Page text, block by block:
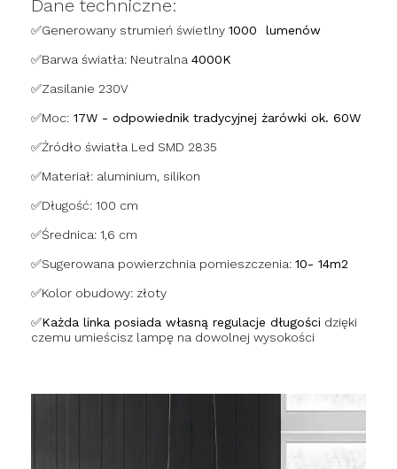
Dane techniczne:
✅Generowany strumień świetlny 1000 lumenów
✅Barwa światła: Neutralna 4000K
✅Zasilanie 230V
✅Moc: 17W - odpowiednik tradycyjnej żarówki ok. 60W
✅Źródło światła Led SMD 2835
✅Materiał: aluminium, silikon
✅Długość: 100 cm
✅Średnica: 1,6 cm
✅Sugerowana powierzchnia pomieszczenia: 10- 14m2
✅Kolor obudowy: złoty
✅Każda linka posiada własną regulacje długości dzięki
czemu umieścisz lampę na dowolnej wysokości